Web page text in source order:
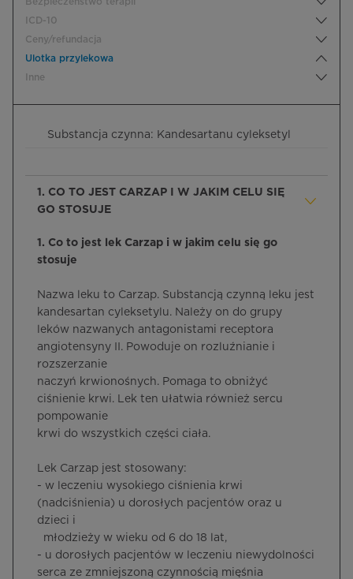
ICD-10
Ceny/refundacja
Ulotka przylekowa
Inne
Substancja czynna: Kandesartanu cyleksetyl
1. CO TO JEST CARZAP I W JAKIM CELU SIĘ
GO STOSUJE
1. Co to jest lek Carzap i w jakim celu się go
stosuje
Nazwa leku to Carzap. Substancją czynną leku jest
kandesartan cyleksetylu. Należy on do grupy
leków nazwanych antagonistami receptora
angiotensyny II. Powoduje on rozluźnianie i
rozszerzanie
naczyń krwionośnych. Pomaga to obniżyć
ciśnienie krwi. Lek ten ułatwia również sercu
pompowanie
krwi do wszystkich części ciała.
Lek Carzap jest stosowany:
- w leczeniu wysokiego ciśnienia krwi
(nadciśnienia) u dorosłych pacjentów oraz u
dzieci i
młodzieży w wieku od 6 do 18 lat,
- u dorosłych pacjentów w leczeniu niewydolności
serca ze zmniejszoną czynnością mięśnia